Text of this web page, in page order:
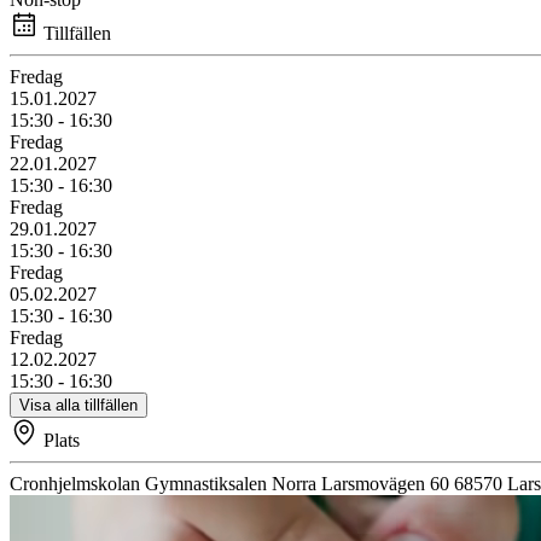
Tillfällen
Fredag
15.01.2027
15:30 - 16:30
Fredag
22.01.2027
15:30 - 16:30
Fredag
29.01.2027
15:30 - 16:30
Fredag
05.02.2027
15:30 - 16:30
Fredag
12.02.2027
15:30 - 16:30
Visa alla tillfällen
Plats
Cronhjelmskolan Gymnastiksalen Norra Larsmovägen 60 68570